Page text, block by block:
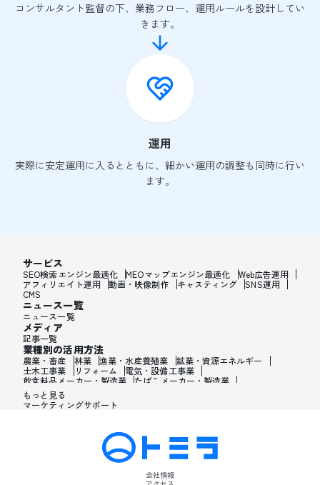
コンサルタント監督の下、業務フロー、運用ルールを設計してい
きます。
運用
実際に安定運用に入るとともに、細かい運用の調整も同時に行い
ます。
サービス
SEO検索エンジン最適化 MEOマップエンジン最適化
Web広告運用
アフィリエイト運用
動画・映像制作 キャスティング
SNS運用
CMS
ニュース一覧
ニュース一覧
メディア
記事一覧
業種別の活用方法
農業・畜産 林業 漁業・水産養殖業
鉱業・資源エネルギー
土木工事業
リフォーム
電気・設備工事業
飲食料品メーカー・製造業
たばこメーカー・製造業
飼料・ペットフードメーカー・製造業
木材・建材メーカー・製造業
家具・オフィス用品メーカー・製造業
印刷・製本・印刷加工メーカー・製造業
医薬品メーカー・製造業
化粧品メーカー・製造業
香水メーカー・製造業
シャンプー・リンスメーカー・製造業
ワックス・整髪料・薄毛薬メーカー・製造業
歯磨き粉・日焼け止め・髭剃り用化粧品メーカー・製造業
石油・ゴム・プラスチックメーカー・製造業
もっと見る
マーケティングサポート
会社情報